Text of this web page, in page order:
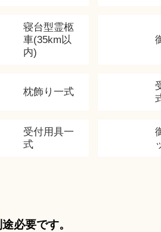
寝台型霊柩
車(35km以
内)
枕飾り一式
受付用具一
式
必要です。